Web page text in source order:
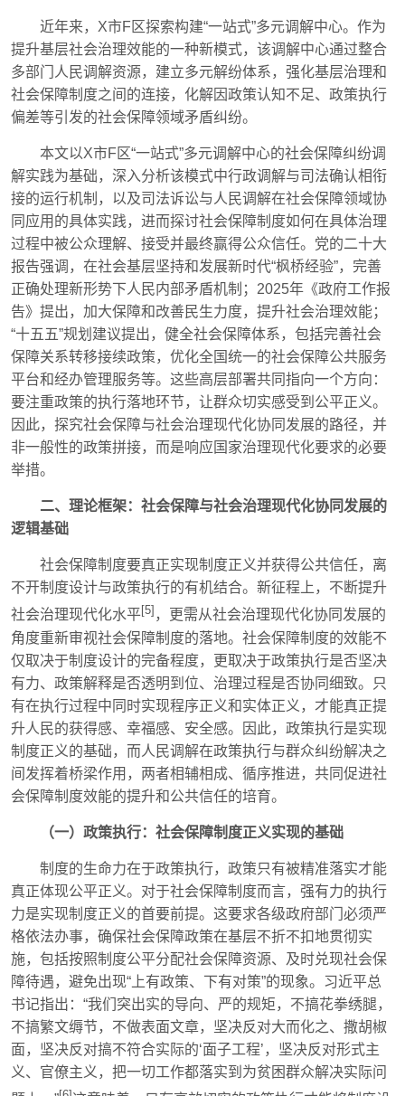
近年来，X市F区探索构建“一站式”多元调解中心。作为
提升基层社会治理效能的一种新模式，该调解中心通过整合
多部门人民调解资源，建立多元解纷体系，强化基层治理和
社会保障制度之间的连接，化解因政策认知不足、政策执行
偏差等引发的社会保障领域矛盾纠纷。
本文以X市F区“一站式”多元调解中心的社会保障纠纷调
解实践为基础，深入分析该模式中行政调解与司法确认相衔
接的运行机制，以及司法诉讼与人民调解在社会保障领域协
同应用的具体实践，进而探讨社会保障制度如何在具体治理
过程中被公众理解、接受并最终赢得公众信任。党的二十大
报告强调，在社会基层坚持和发展新时代“枫桥经验”，完善
正确处理新形势下人民内部矛盾机制；2025年《政府工作报
告》提出，加大保障和改善民生力度，提升社会治理效能；
“十五五”规划建议提出，健全社会保障体系，包括完善社会
保障关系转移接续政策，优化全国统一的社会保障公共服务
平台和经办管理服务等。这些高层部署共同指向一个方向：
要注重政策的执行落地环节，让群众切实感受到公平正义。
因此，探究社会保障与社会治理现代化协同发展的路径，并
非一般性的政策拼接，而是响应国家治理现代化要求的必要
举措。
二、理论框架：社会保障与社会治理现代化协同发展的
逻辑基础
社会保障制度要真正实现制度正义并获得公共信任，离
不开制度设计与政策执行的有机结合。新征程上，不断提升
社会治理现代化水平[5] ，更需从社会治理现代化协同发展的
角度重新审视社会保障制度的落地。社会保障制度的效能不
仅取决于制度设计的完备程度，更取决于政策执行是否坚决
有力、政策解释是否透明到位、治理过程是否协同细致。只
有在执行过程中同时实现程序正义和实体正义，才能真正提
升人民的获得感、幸福感、安全感。因此，政策执行是实现
制度正义的基础，而人民调解在政策执行与群众纠纷解决之
间发挥着桥梁作用，两者相辅相成、循序推进，共同促进社
会保障制度效能的提升和公共信任的培育。
（一）政策执行：社会保障制度正义实现的基础
制度的生命力在于政策执行，政策只有被精准落实才能
真正体现公平正义。对于社会保障制度而言，强有力的执行
力是实现制度正义的首要前提。这要求各级政府部门必须严
格依法办事，确保社会保障政策在基层不折不扣地贯彻实
施，包括按照制度公平分配社会保障资源、及时兑现社会保
障待遇，避免出现“上有政策、下有对策”的现象。习近平总
书记指出：“我们突出实的导向、严的规矩，不搞花拳绣腿，
不搞繁文缛节，不做表面文章，坚决反对大而化之、撒胡椒
面，坚决反对搞不符合实际的‘面子工程’，坚决反对形式主
义、官僚主义，把一切工作都落实到为贫困群众解决实际问